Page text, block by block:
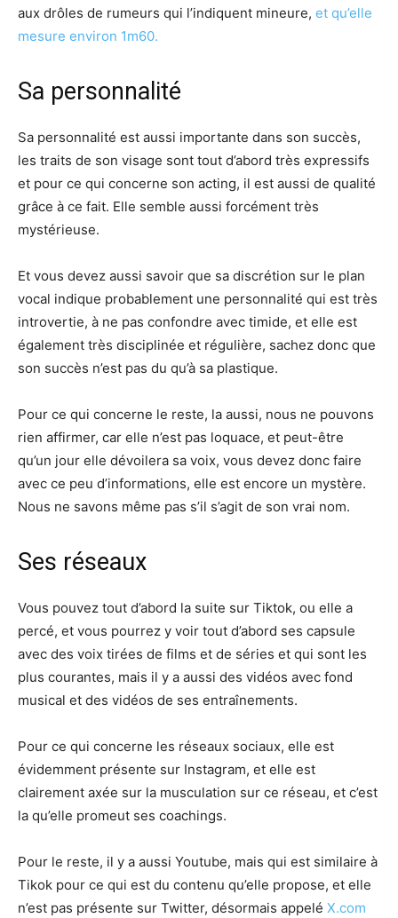
aux drôles de rumeurs qui l’indiquent mineure, et qu’elle
mesure environ 1m60.
Sa personnalité
Sa personnalité est aussi importante dans son succès,
les traits de son visage sont tout d’abord très expressifs
et pour ce qui concerne son acting, il est aussi de qualité
grâce à ce fait. Elle semble aussi forcément très
mystérieuse.
Et vous devez aussi savoir que sa discrétion sur le plan
vocal indique probablement une personnalité qui est très
introvertie, à ne pas confondre avec timide, et elle est
également très disciplinée et régulière, sachez donc que
son succès n’est pas du qu’à sa plastique.
Pour ce qui concerne le reste, la aussi, nous ne pouvons
rien affirmer, car elle n’est pas loquace, et peut-être
qu’un jour elle dévoilera sa voix, vous devez donc faire
avec ce peu d’informations, elle est encore un mystère.
Nous ne savons même pas s’il s’agit de son vrai nom.
Ses réseaux
Vous pouvez tout d’abord la suite sur Tiktok, ou elle a
percé, et vous pourrez y voir tout d’abord ses capsule
avec des voix tirées de films et de séries et qui sont les
plus courantes, mais il y a aussi des vidéos avec fond
musical et des vidéos de ses entraînements.
Pour ce qui concerne les réseaux sociaux, elle est
évidemment présente sur Instagram, et elle est
clairement axée sur la musculation sur ce réseau, et c’est
la qu’elle promeut ses coachings.
Pour le reste, il y a aussi Youtube, mais qui est similaire à
Tikok pour ce qui est du contenu qu’elle propose, et elle
n’est pas présente sur Twitter, désormais appelé X.com